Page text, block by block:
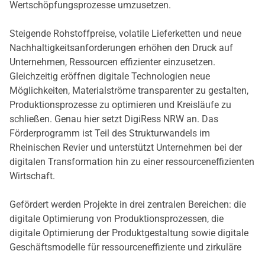
Wertschöpfungsprozesse umzusetzen.
Steigende Rohstoffpreise, volatile Lieferketten und neue
Nachhaltigkeitsanforderungen erhöhen den Druck auf
Unternehmen, Ressourcen effizienter einzusetzen.
Gleichzeitig eröffnen digitale Technologien neue
Möglichkeiten, Materialströme transparenter zu gestalten,
Produktionsprozesse zu optimieren und Kreisläufe zu
schließen. Genau hier setzt DigiRess NRW an. Das
Förderprogramm ist Teil des Strukturwandels im
Rheinischen Revier und unterstützt Unternehmen bei der
digitalen Transformation hin zu einer ressourceneffizienten
Wirtschaft.
Gefördert werden Projekte in drei zentralen Bereichen: die
digitale Optimierung von Produktionsprozessen, die
digitale Optimierung der Produktgestaltung sowie digitale
Geschäftsmodelle für ressourceneffiziente und zirkuläre